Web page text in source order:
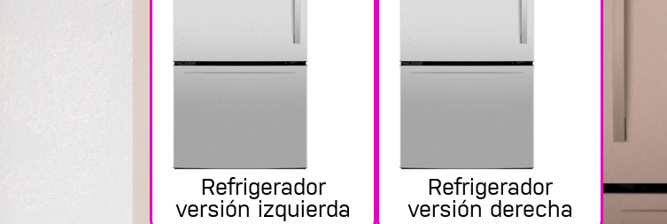
Refrigerador
versión izquierda
Refrigerador
versión derecha